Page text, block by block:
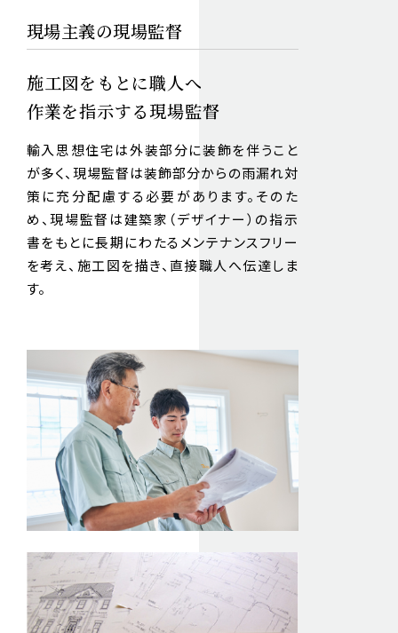
現場主義の現場監督
施工図をもとに職人へ
作業を指示する現場監督
輸入思想住宅は外装部分に装飾を伴うこと
が多く、現場監督は装飾部分からの雨漏れ対
策に充分配慮する必要があります。そのた
め、現場監督は建築家（デザイナー）の指示
書をもとに⾧期にわたるメンテナンスフリー
を考え、施工図を描き、直接職人へ伝達しま
す。